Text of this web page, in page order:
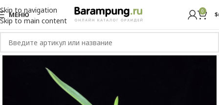
Skip to navigation
Skip to main content
МЕНЮ 0 $